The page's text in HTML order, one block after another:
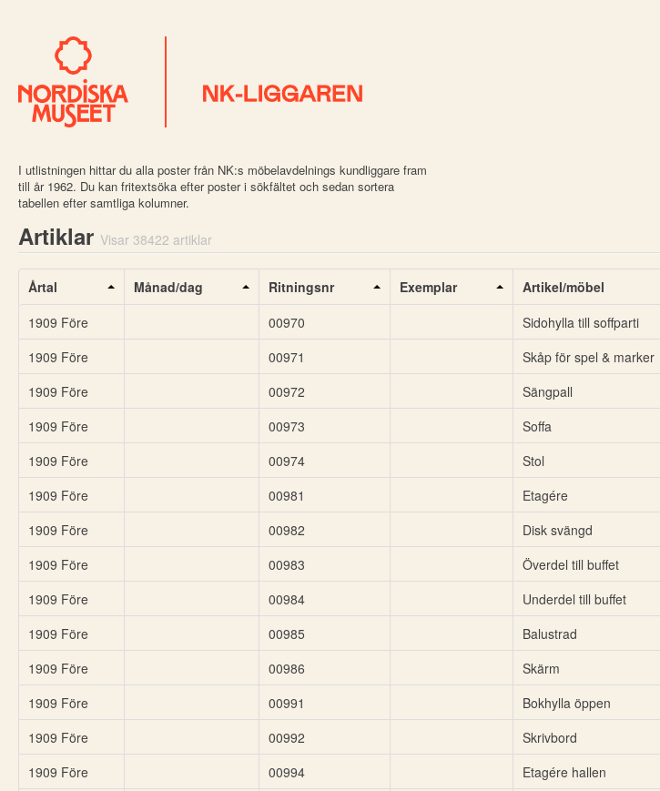
I utlistningen hittar du alla poster från NK:s möbelavdelnings kundliggare fram
till år 1962. Du kan fritextsöka efter poster i sökfältet och sedan sortera
tabellen efter samtliga kolumner.
Artiklar Visar 38422 artiklar
Årtal Månad/dag Ritningsnr Exemplar Artikel/möbel
1909 Före
00970 Sidohylla till soffparti
1909 Före
00971 Skåp för spel & marker
1909 Före
00972 Sängpall
1909 Före
00973 Soffa
1909 Före
00974 Stol
1909 Före
00981 Etagére
1909 Före
00982 Disk svängd
1909 Före
00983 Överdel till buffet
1909 Före
00984 Underdel till buffet
1909 Före
00985 Balustrad
1909 Före
00986 Skärm
1909 Före
00991 Bokhylla öppen
1909 Före
00992 Skrivbord
1909 Före
00994 Etagére hallen